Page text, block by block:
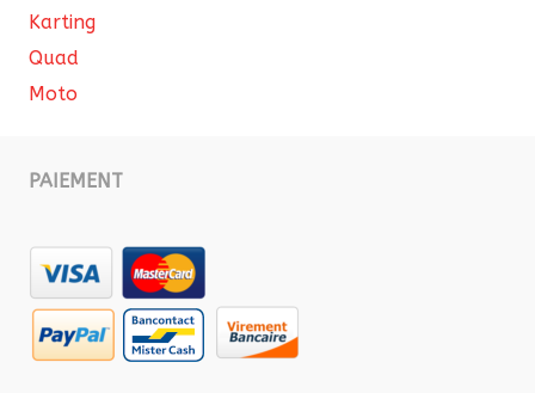
Karting
Quad
Moto
PAIEMENT